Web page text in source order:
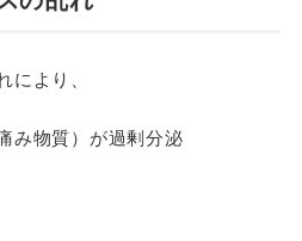
より、
み物質）が過剰分泌